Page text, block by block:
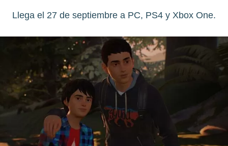
Llega el 27 de septiembre a PC, PS4 y Xbox One.